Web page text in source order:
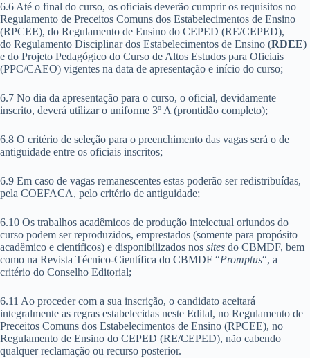
6.6 Até o final do curso, os oficiais deverão cumprir os requisitos no
Regulamento de Preceitos Comuns dos Estabelecimentos de Ensino
(RPCEE), do Regulamento de Ensino do CEPED (RE/CEPED),
do Regulamento Disciplinar dos Estabelecimentos de Ensino (RDEE)
e do Projeto Pedagógico do Curso de Altos Estudos para Oficiais
(PPC/CAEO) vigentes na data de apresentação e início do curso;
6.7 No dia da apresentação para o curso, o oficial, devidamente
inscrito, deverá utilizar o uniforme 3º A (prontidão completo);
6.8 O critério de seleção para o preenchimento das vagas será o de
antiguidade entre os oficiais inscritos;
6.9 Em caso de vagas remanescentes estas poderão ser redistribuídas,
pela COEFACA, pelo critério de antiguidade;
6.10 Os trabalhos acadêmicos de produção intelectual oriundos do
curso podem ser reproduzidos, emprestados (somente para propósito
acadêmico e científicos) e disponibilizados nos sites do CBMDF, bem
como na Revista Técnico-Científica do CBMDF “Promptus“, a
critério do Conselho Editorial;
6.11 Ao proceder com a sua inscrição, o candidato aceitará
integralmente as regras estabelecidas neste Edital, no Regulamento de
Preceitos Comuns dos Estabelecimentos de Ensino (RPCEE), no
Regulamento de Ensino do CEPED (RE/CEPED), não cabendo
qualquer reclamação ou recurso posterior.